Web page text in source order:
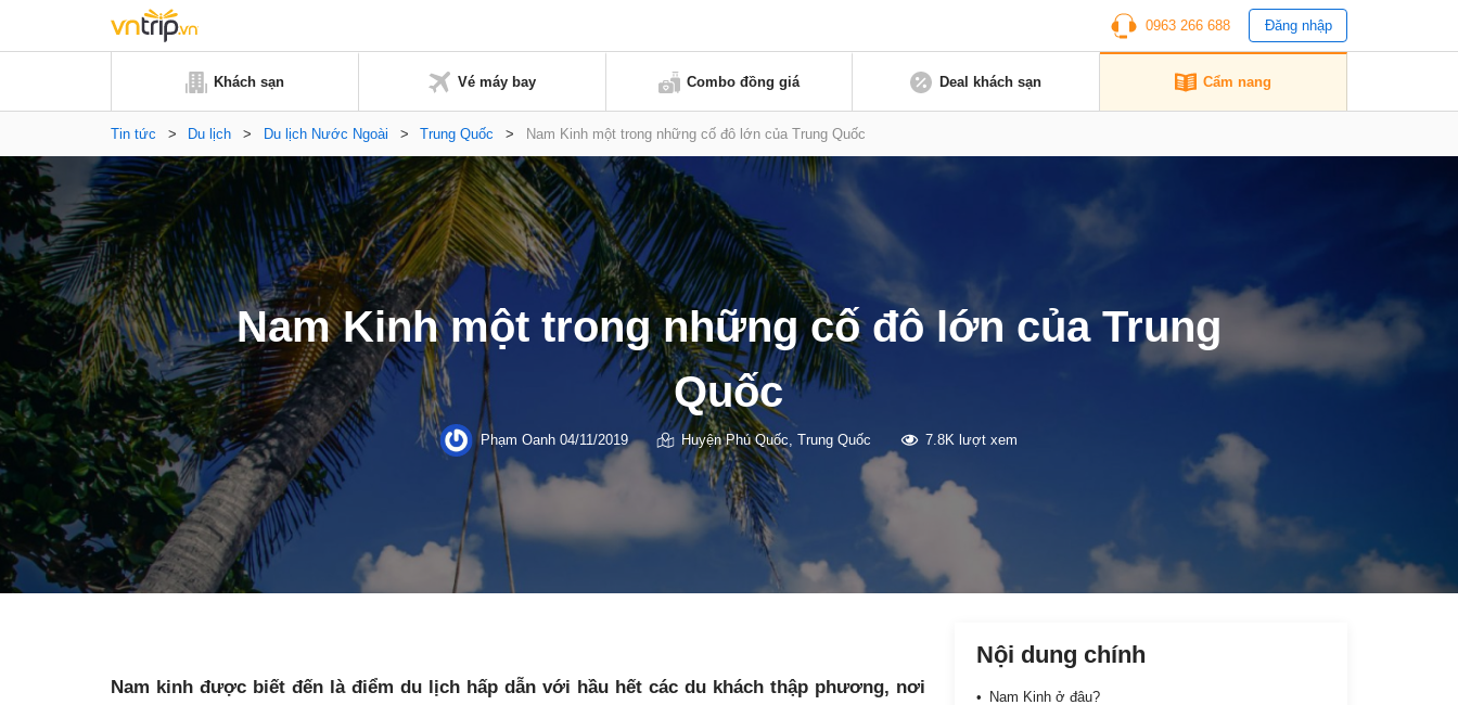
0963 266 688 Đăng nhập
Khách sạn Vé máy bay Combo đồng giá Deal khách sạn Cẩm nang
Tin tức > Du lịch > Du lịch Nước Ngoài > Trung Quốc > Nam Kinh một trong những cố đô lớn của Trung Quốc
Nam Kinh một trong những cố đô lớn của Trung
Quốc
Phạm Oanh04/11/2019 Huyện Phú Quốc ,Trung Quốc 7.8K lượt xem
Nam kinh được biết đến là điểm du lịch hấp dẫn với hầu hết các du khách thập phương, nơi
Nội dung chính
Nam Kinh ở đâu?